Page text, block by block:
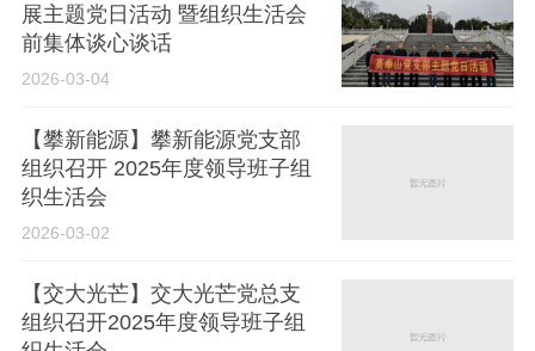
展主题党日活动 暨组织生活会
前集体谈心谈话
2026-03-04
【攀新能源】攀新能源党支部
组织召开 2025年度领导班子组
织生活会
2026-03-02
【交大光芒】交大光芒党总支
组织召开2025年度领导班子组